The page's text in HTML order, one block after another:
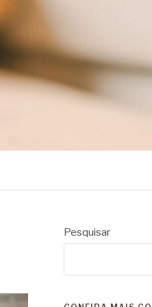
Pesquisar